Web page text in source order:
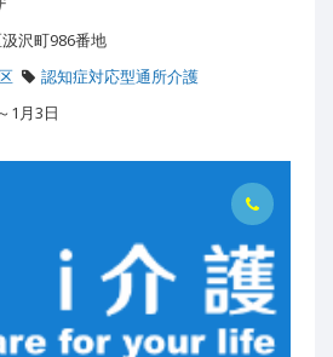
沢町986番地
認知症対応型通所介護
1月3日